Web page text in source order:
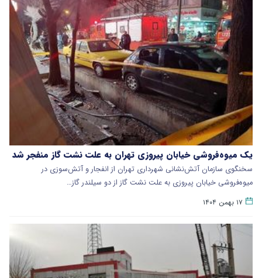
یک میوه‌فروشی خیابان پیروزی تهران به علت نشت گاز منفجر شد
سخنگوی سازمان آتش‌نشانی شهرداری تهران از انفجار و آتش‌سوزی در
میوه‌فروشی خیابان پیروزی به علت نشت گاز از دو سیلندر گاز…
۱۷ بهمن ۱۴۰۴